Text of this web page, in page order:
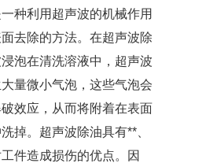
种利用超声波的机械作用
去除的方法。在超声波除
泡在清洗溶液中，超声波
量微小气泡，这些气泡会
效应，从而将附着在表面
掉。超声波除油具有**、
件造成损伤的优点。因